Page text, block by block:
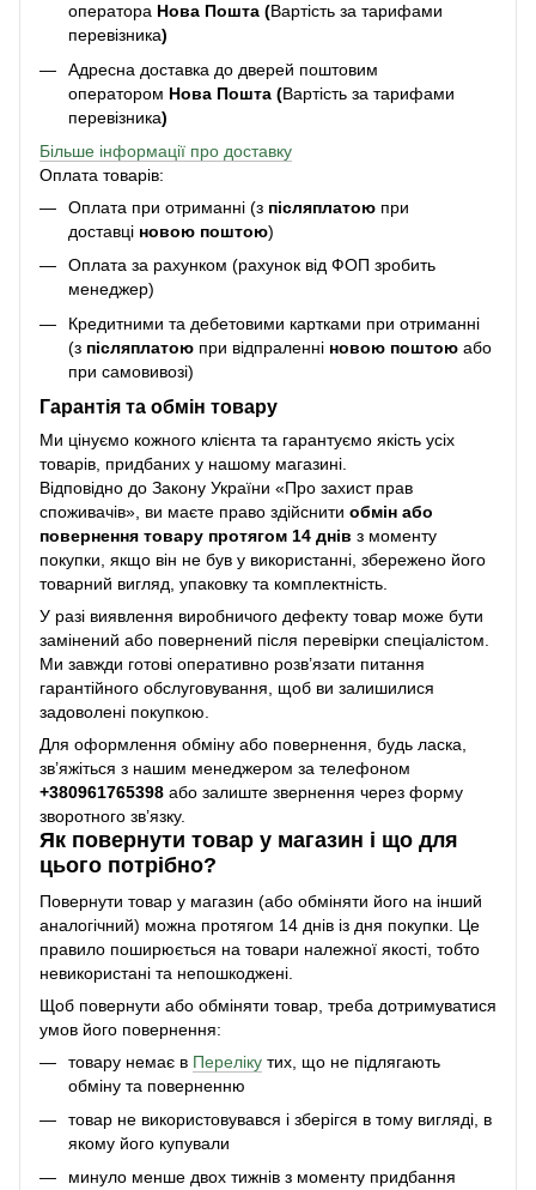
оператора Нова Пошта (Вартість за тарифами
перевізника)
Адресна доставка до дверей поштовим
оператором Нова Пошта (Вартість за тарифами
перевізника)
Більше інформації про доставку
Оплата товарів:
Оплата при отриманні (з післяплатою при
доставці новою поштою)
Оплата за рахунком (рахунок від ФОП зробить
менеджер)
Кредитними та дебетовими картками при отриманні
(з післяплатою при відпраленні новою поштою або
при самовивозі)
Гарантія та обмін товару
Ми цінуємо кожного клієнта та гарантуємо якість усіх
товарів, придбаних у нашому магазині.
Відповідно до Закону України «Про захист прав
споживачів», ви маєте право здійснити обмін або
повернення товару протягом 14 днів з моменту
покупки, якщо він не був у використанні, збережено його
товарний вигляд, упаковку та комплектність.
У разі виявлення виробничого дефекту товар може бути
замінений або повернений після перевірки спеціалістом.
Ми завжди готові оперативно розв’язати питання
гарантійного обслуговування, щоб ви залишилися
задоволені покупкою.
Для оформлення обміну або повернення, будь ласка,
зв’яжіться з нашим менеджером за телефоном
+380961765398 або залиште звернення через форму
зворотного зв’язку.
Як повернути товар у магазин і що для
цього потрібно?
Повернути товар у магазин (або обміняти його на інший
аналогічний) можна протягом 14 днів із дня покупки. Це
правило поширюється на товари належної якості, тобто
невикористані та непошкоджені.
Щоб повернути або обміняти товар, треба дотримуватися
умов його повернення:
товару немає в Переліку тих, що не підлягають
обміну та поверненню
товар не використовувався і зберігся в тому вигляді, в
якому його купували
минуло менше двох тижнів з моменту придбання